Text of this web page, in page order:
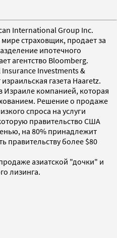
International Group Inc.
страховщик, продает за
ипотечного
агентство Bloomberg.
Insurance Investments &
газета Haaretz.
Израиле компанией, которая
Решение о продаже
спроса на услуги
правительство США
на 80% принадлежит
правительству более $80
азиатской "дочки" и
лизинга.